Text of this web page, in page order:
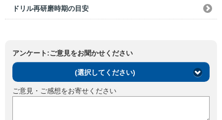
ドリル再研磨時期の目安
アンケート:ご意見をお聞かせください
(選択してください)
ご意見・ご感想をお寄せください